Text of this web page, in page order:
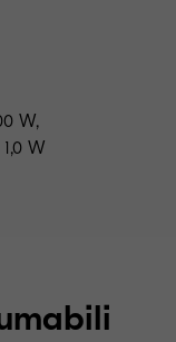
W,
W